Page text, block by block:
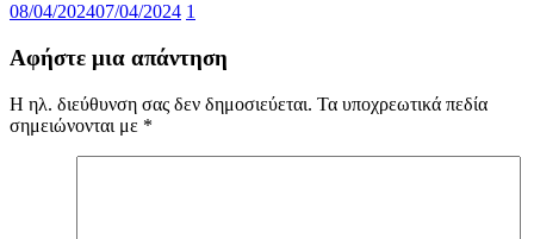
08/04/202407/04/2024 1
Αφήστε μια απάντηση
Η ηλ. διεύθυνση σας δεν δημοσιεύεται. Τα υποχρεωτικά πεδία
σημειώνονται με *